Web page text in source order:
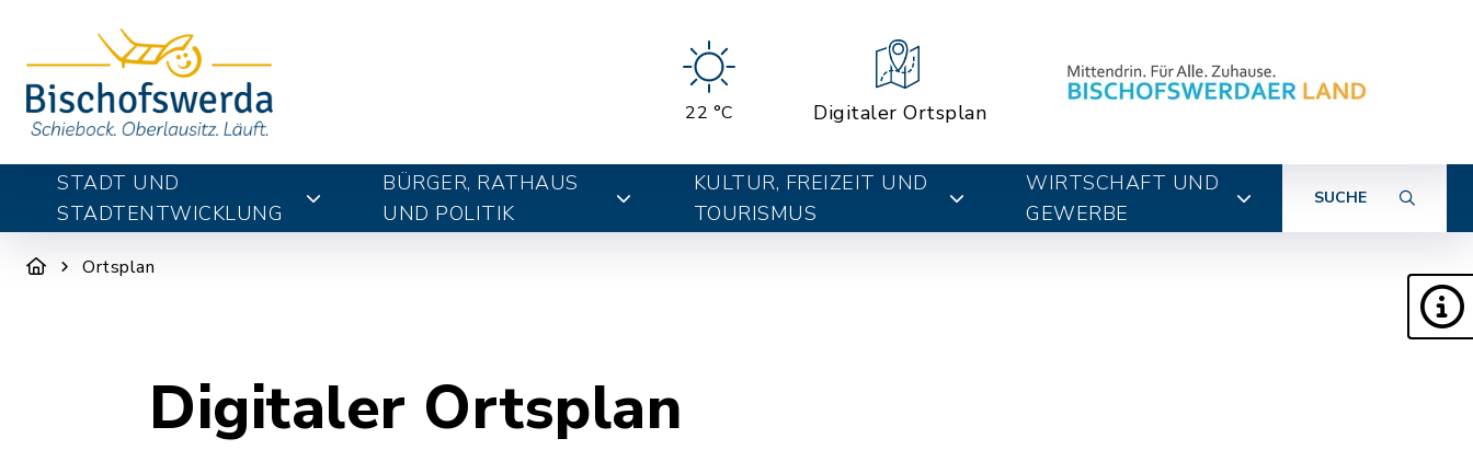
22 °C Digitaler Ortsplan
STADT UND
STADTENTWICKLUNG
BÜRGER, RATHAUS
UND POLITIK
KULTUR, FREIZEIT UND
TOURISMUS
WIRTSCHAFT UND
GEWERBE
SUCHE
Ortsplan
Digitaler Ortsplan